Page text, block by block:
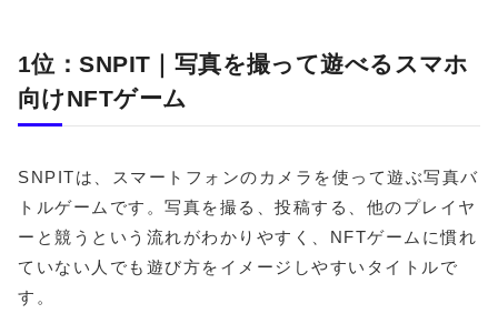
1位：SNPIT｜写真を撮って遊べるスマホ
向けNFTゲーム
SNPITは、スマートフォンのカメラを使って遊ぶ写真バ
トルゲームです。写真を撮る、投稿する、他のプレイヤ
ーと競うという流れがわかりやすく、NFTゲームに慣れ
ていない人でも遊び方をイメージしやすいタイトルで
す。